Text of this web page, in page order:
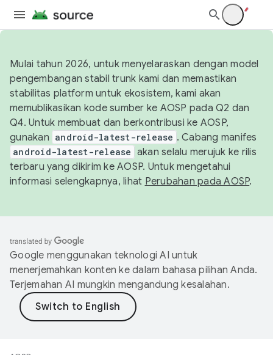
Mulai tahun 2026, untuk menyelaraskan dengan model
pengembangan stabil trunk kami dan memastikan
stabilitas platform untuk ekosistem, kami akan
memublikasikan kode sumber ke AOSP pada Q2 dan
Q4. Untuk membuat dan berkontribusi ke AOSP,
gunakan android-latest-release . Cabang manifes
android-latest-release akan selalu merujuk ke rilis
terbaru yang dikirim ke AOSP. Untuk mengetahui
informasi selengkapnya, lihat Perubahan pada AOSP.
Google menggunakan teknologi AI untuk
menerjemahkan konten ke dalam bahasa pilihan Anda.
Terjemahan AI mungkin mengandung kesalahan.